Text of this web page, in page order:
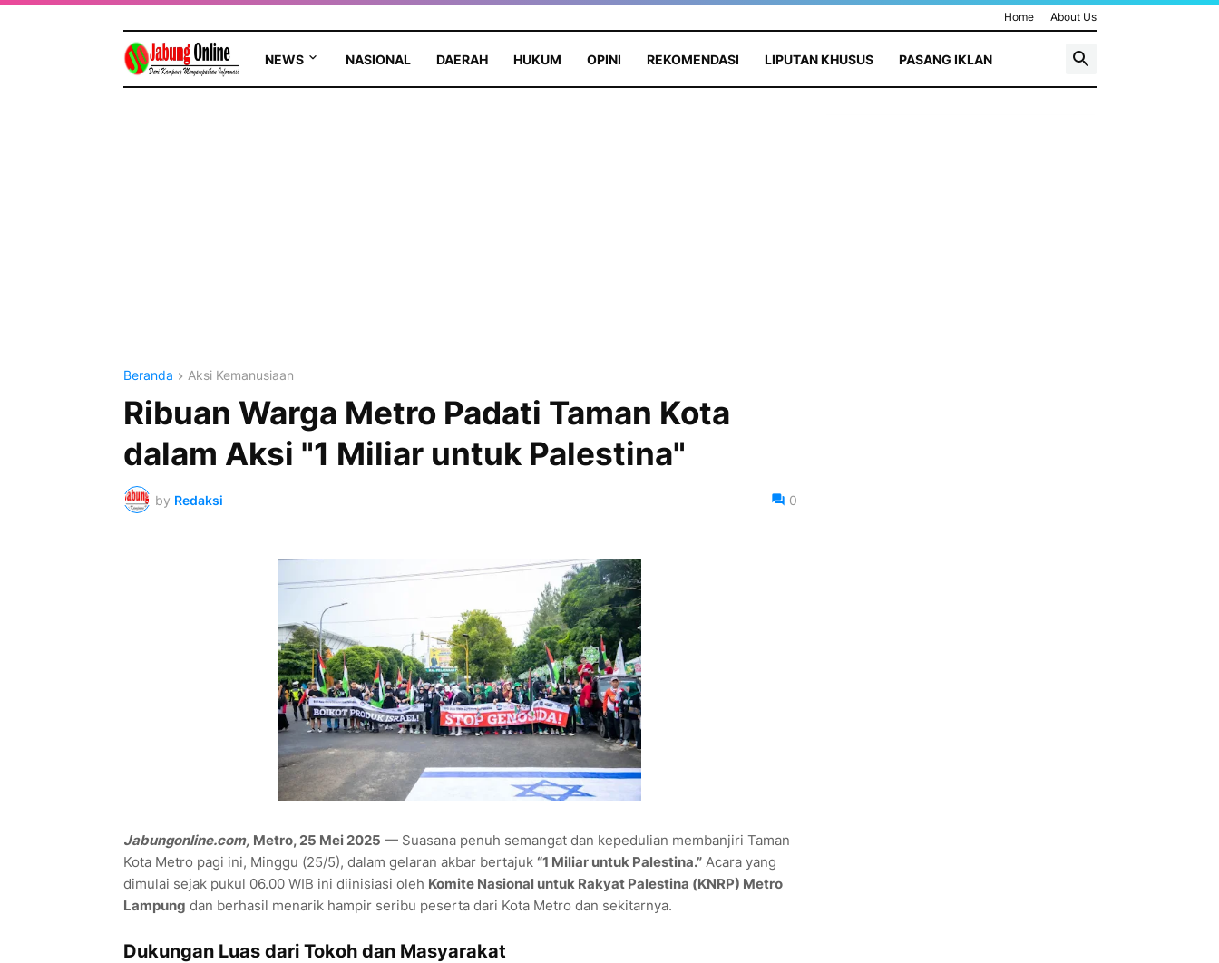
Home About Us
NEWS NASIONAL DAERAH HUKUM OPINI REKOMENDASI LIPUTAN KHUSUS PASANG IKLAN
Beranda Aksi Kemanusiaan
Ribuan Warga Metro Padati Taman Kota
dalam Aksi "1 Miliar untuk Palestina"
by Redaksi 0
Jabungonline.com, Metro, 25 Mei 2025 — Suasana penuh semangat dan kepedulian membanjiri Taman
Kota Metro pagi ini, Minggu (25/5), dalam gelaran akbar bertajuk “1 Miliar untuk Palestina.”Acara yang
dimulai sejak pukul 06.00 WIB ini diinisiasi oleh Komite Nasional untuk Rakyat Palestina (KNRP) Metro
Lampung dan berhasil menarik hampir seribu peserta dari Kota Metro dan sekitarnya.
Dukungan Luas dari Tokoh dan Masyarakat